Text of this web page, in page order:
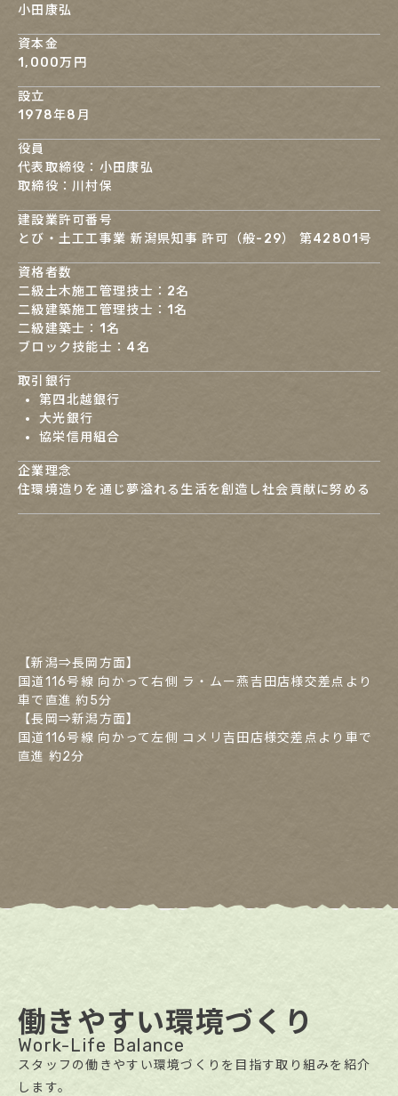
小田康弘
資本金
1,000万円
設立
1978年8月
役員
代表取締役：小田康弘
取締役：川村保
建設業許可番号
とび・土工工事業 新潟県知事 許可（般-29） 第42801号
資格者数
二級土木施工管理技士：2名
二級建築施工管理技士：1名
​​​​​​​二級建築士：1名
ブロック技能士：4名
取引銀行
第四北越銀行
大光銀行
協栄信用組合
企業理念
住環境造りを通じ夢溢れる生活を創造し社会貢献に努める
【新潟⇒長岡方面】
国道116号線 向かって右側 ラ・ムー燕吉田店様交差点より
車で直進 約5分
【長岡⇒新潟方面】
国道116号線 向かって左側 コメリ吉田店様交差点より車で
直進 約2分
働きやすい環境づくり
Work-Life Balance
スタッフの働きやすい環境づくりを目指す取り組みを紹介
します。​​​​​​​